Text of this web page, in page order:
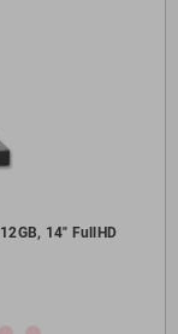
14" FullHD